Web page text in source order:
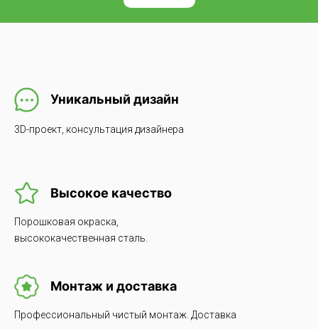
Уникальный дизайн
3D-проект, консультация дизайнера
Высокое качество
Порошковая окраска,
высококачественная сталь.
Монтаж и доставка
Профессиональный чистый монтаж. Доставка